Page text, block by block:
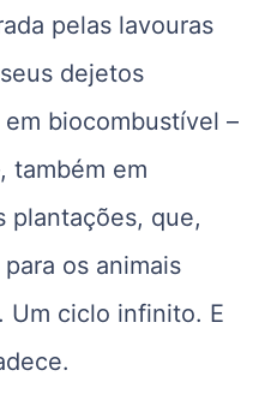
pelas lavouras
dejetos
biocombustível –
também em
plantações, que,
os animais
Um ciclo infinito. E